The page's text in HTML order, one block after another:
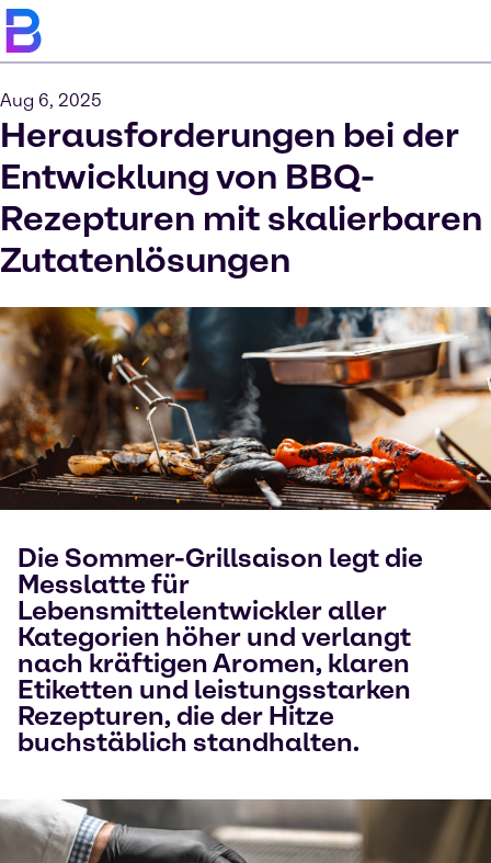
Aug 6, 2025
Herausforderungen bei der
Entwicklung von BBQ-
Rezepturen mit skalierbaren
Zutatenlösungen
Die Sommer-Grillsaison legt die
Messlatte für
Lebensmittelentwickler aller
Kategorien höher und verlangt
nach kräftigen Aromen, klaren
Etiketten und leistungsstarken
Rezepturen, die der Hitze
buchstäblich standhalten.